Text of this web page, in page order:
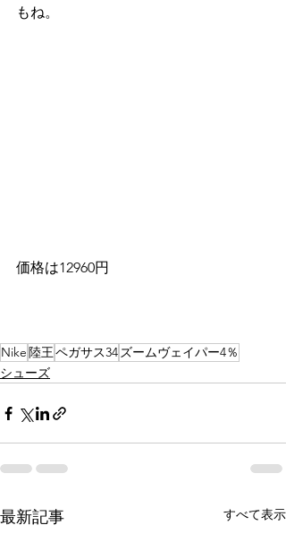
もね。
価格は12960円
Nike陸王ペガサス34ズームヴェイパー4％
シューズ
最新記事 すべて表示